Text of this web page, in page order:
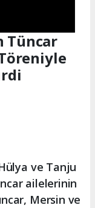
Tüncar
ve Tanju
ailelerinin
Mersin ve